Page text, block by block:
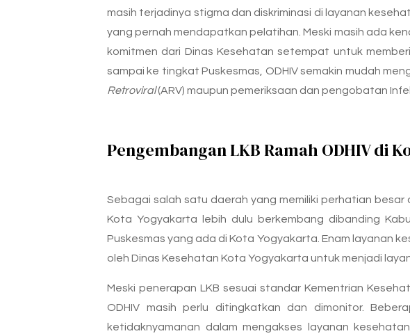
masih terjadinya stigma dan diskriminasi di layanan
yang pernah mendapatkan pelatihan. Meski masih ada
komitmen dari Dinas Kesehatan setempat untuk
sampai ke tingkat Puskesmas, ODHIV semakin mudah
Retroviral(ARV) maupun pemeriksaan dan pengobatan
Pengembangan LKB Ramah ODHIV di
Sebagai salah satu daerah yang memiliki perhatian besar
Kota Yogyakarta lebih dulu berkembang dibanding
Puskesmas yang ada di Kota Yogyakarta. Enam layanan
oleh Dinas Kesehatan Kota Yogyakarta untuk menjadi
Meski penerapan LKB sesuai standar Kementrian
ODHIV masih perlu ditingkatkan dan dimonitor.
ketidaknyamanan dalam mengakses layanan